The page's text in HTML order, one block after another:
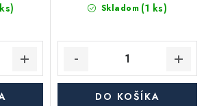
Skladom (1 ks)
DO KOŠÍKA